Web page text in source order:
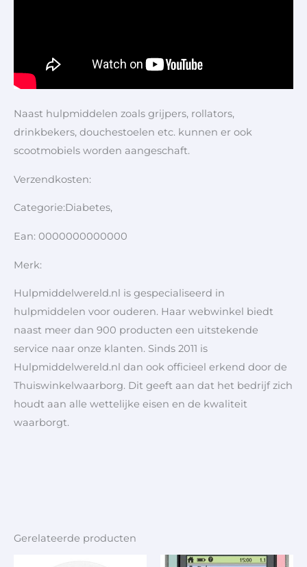
Naast hulpmiddelen zoals grijpers, rollators,
drinkbekers, douchestoelen etc. kunnen er ook
scootmobiels worden aangeschaft.
Verzendkosten:
Categorie:Diabetes,
Ean: 0000000000000
Merk:
Hulpmiddelwereld.nl is gespecialiseerd in
hulpmiddelen voor ouderen. Haar webwinkel biedt
naast meer dan 900 producten een uitstekende
service naar onze klanten. Sinds 2011 is
Hulpmiddelwereld.nl dan ook officieel erkend door de
Thuiswinkelwaarborg. Dit geeft aan dat het bedrijf zich
houdt aan alle wettelijke eisen en de kwaliteit
waarborgt.
Gerelateerde producten